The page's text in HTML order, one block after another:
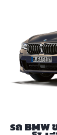
รถ